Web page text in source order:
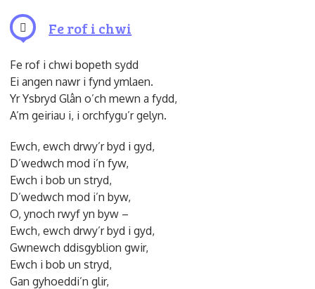
Fe rof i chwi
Fe rof i chwi bopeth sydd
Ei angen nawr i fynd ymlaen.
Yr Ysbryd Glân o’ch mewn a fydd,
A’m geiriau i, i orchfygu’r gelyn.
Ewch, ewch drwy’r byd i gyd,
D’wedwch mod i’n fyw,
Ewch i bob un stryd,
D’wedwch mod i’n byw,
O, ynoch rwyf yn byw –
Ewch, ewch drwy’r byd i gyd,
Gwnewch ddisgyblion gwir,
Ewch i bob un stryd,
Gan gyhoeddi’n glir,